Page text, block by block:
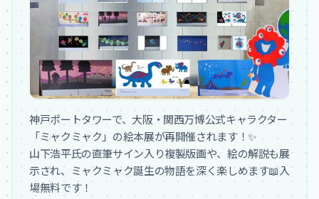
神戸ポートタワーで、大阪・関西万博公式キャラクター
「ミャクミャク」の絵本展が再開催されます！✨
山下浩平氏の直筆サイン入り複製版画や、絵の解説も展
示され、ミャクミャク誕生の物語を深く楽しめます📖入
場無料です！